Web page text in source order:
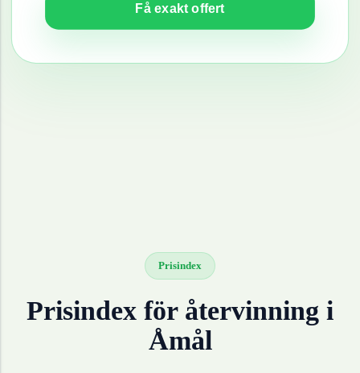
Få exakt offert
Prisindex
Prisindex för återvinning i
Åmål